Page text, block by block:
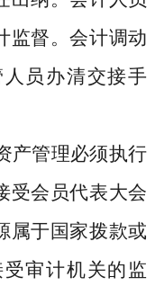
监督。会计调动
员办清交接手
产管理必须执行
受会员代表大会
属于国家拨款或
审计机关的监